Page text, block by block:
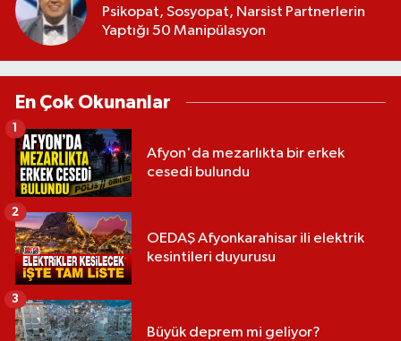
Psikopat, Sosyopat, Narsist Partnerlerin
Yaptığı 50 Manipülasyon
En Çok Okunanlar
Afyon'da mezarlıkta bir erkek
cesedi bulundu
1
OEDAŞ Afyonkarahisar ili elektrik
kesintileri duyurusu
2
Büyük deprem mi geliyor?
3